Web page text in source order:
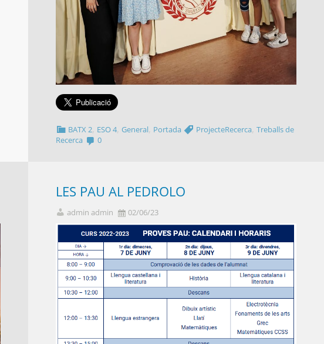
BATX 2 ESO 4 ,General Portada ProjecteRecerca ,Treballs de
Recerca
0
LES PAU AL PEDROLO
admin admin 02/06/23